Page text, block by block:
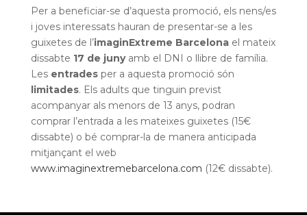
Per a beneficiar-se d’aquesta promoció, els nens/es
i joves interessats hauran de presentar-se a les
guixetes de l’imaginExtreme Barcelona el mateix
dissabte 17 de junyamb el DNI o llibre de família.
Les entradesper a aquesta promoció són
limitades. Els adults que tinguin previst
acompanyar als menors de 13 anys, podran
comprar l’entrada a les mateixes guixetes (15€
dissabte) o bé comprar-la de manera anticipada
mitjançant el web
www.imaginextremebarcelona.com (12€ dissabte).